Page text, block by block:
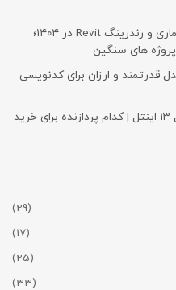
راهنمای خرید لپ تاپ مخصوص معماری و رندرینگ Revit در ۱۴۰۴؛
های سنگین
برنامه نویسی اقتصادی | ۱۰ مدل قدرتمند و ارزان برای کدنویسی
تفاوت لپتاپ های Core Ultra با نسل ۱۳ اینتل | کدام پردازنده برای خرید
(29)
(17)
(25)
(33)